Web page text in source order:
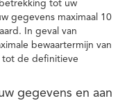
tot uw
gegevens maximaal 10
In geval van
bewaartermijn van
tot de definitieve
gegevens en aan